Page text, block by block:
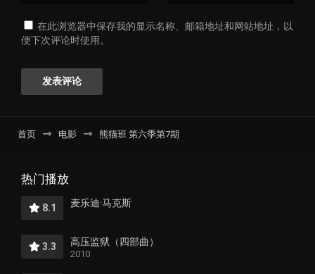
在此浏览器中保存我的显示名称、邮箱地址和网站地址，以
便下次评论时使用。
首页 电影 熊猫班 第六季第7期
热门播放
8.1 麦乐迪·马克斯
3.3 高压监狱（四部曲）
2010